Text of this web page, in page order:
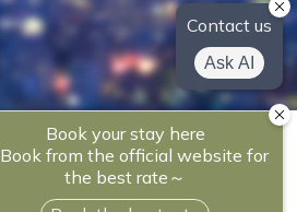
Marriott Kyoto Shijo Karasuma
Marriott Kyoto Station